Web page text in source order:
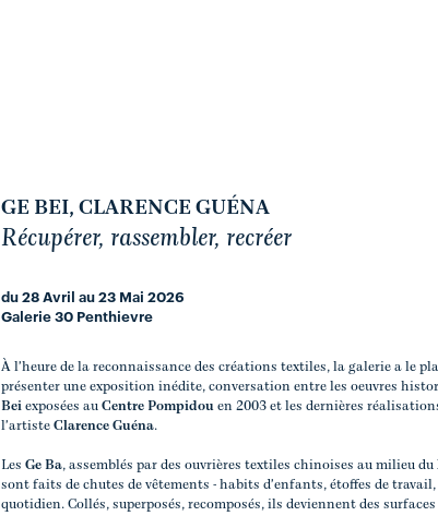
GE BEI, CLARENCE GUÉNA
Récupérer, rassembler, recréer
du 28 Avril au 23 Mai 2026
Galerie 30 Penthievre
À l'heure de la reconnaissance des créations textiles, la galerie a le
présenter une exposition inédite, conversation entre les oeuvres
Bei exposées auCentre Pompidou en 2003 et les dernières
l'artisteClarence Guéna.
LesGe Ba, assemblés par des ouvrières textiles chinoises au milieu du
sont faits de chutes de vêtements - habits d'enfants, étoffes de
quotidien. Collés, superposés, recomposés, ils deviennent des